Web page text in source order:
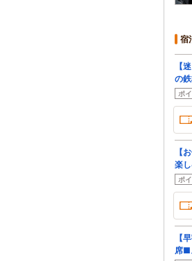
宿
【
の
ポ
【
楽
ポ
【
席■